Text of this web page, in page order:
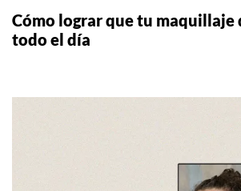
Cómo lograr que tu maquillaje
todo el día